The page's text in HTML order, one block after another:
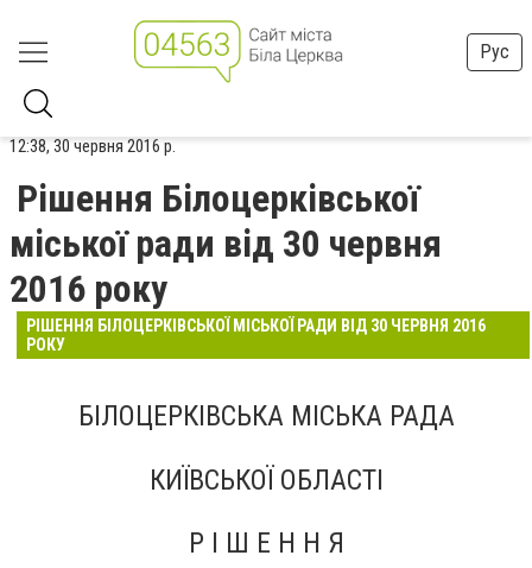
Рус
12:38, 30 червня 2016 р.
Рішення Білоцерківської
міської ради від 30 червня
2016 року
РІШЕННЯ БІЛОЦЕРКІВСЬКОЇ МІСЬКОЇ РАДИ ВІД 30 ЧЕРВНЯ 2016
РОКУ
БІЛОЦЕРКІВСЬКА МІСЬКА РАДА
КИЇВСЬКОЇ ОБЛАСТІ
Р І Ш Е Н Н Я